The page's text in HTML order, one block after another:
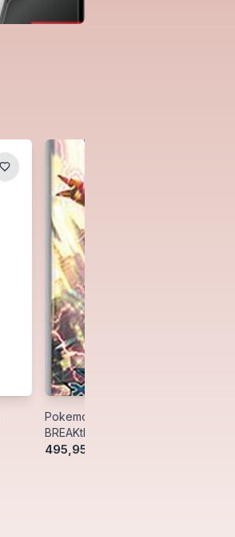
Pokemon Booster Pakke - XY08 -
BREAKthrough Booster Pack
495,95 kr.